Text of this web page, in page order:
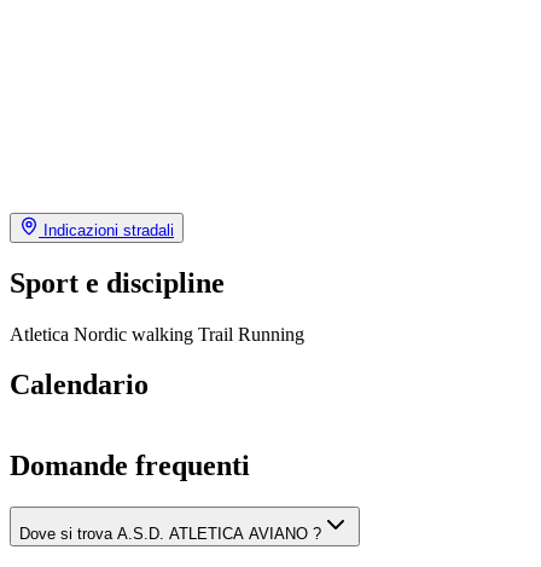
Indicazioni stradali
Sport e discipline
Atletica Nordic walking Trail Running
Calendario
Domande frequenti
Dove si trova A.S.D. ATLETICA AVIANO ?